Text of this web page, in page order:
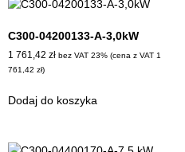
C300-04200133-A-3,0kW
1 761,42 zł bez VAT 23% (cena z VAT 1
761,42 zł)
Dodaj do koszyka